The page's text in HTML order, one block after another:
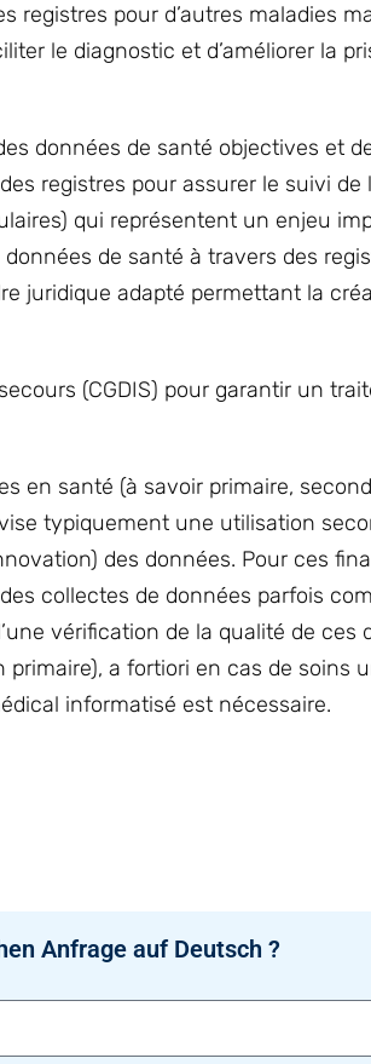
registres pour d’autres maladies
le diagnostic et d’améliorer la
données de santé objectives et
registres pour assurer le suivi de
qui représentent un enjeu
de santé à travers des
juridique adapté permettant la
(CGDIS) pour garantir un
en santé (à savoir primaire,
typiquement une utilisation
des données. Pour ces
collectes de données parfois
vérification de la qualité de ces
a fortiori en cas de soins
informatisé est nécessaire.
Anfrage auf Deutsch ?